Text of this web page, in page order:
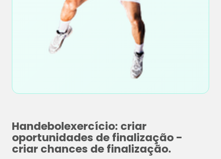
Handebolexercício: criar
oportunidades de finalização -
criar chances de finalização.